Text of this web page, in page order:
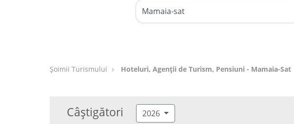
Șoimii Turismului Hoteluri, Agenții de Turism, Pensiuni - Mamaia-Sat
Câștigători 2026